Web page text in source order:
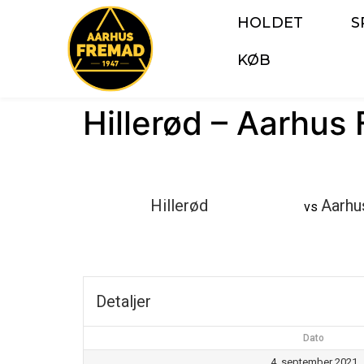
HOLDET
KØB
Hillerød – Aarhus
Hillerød vs
Detaljer
Dato